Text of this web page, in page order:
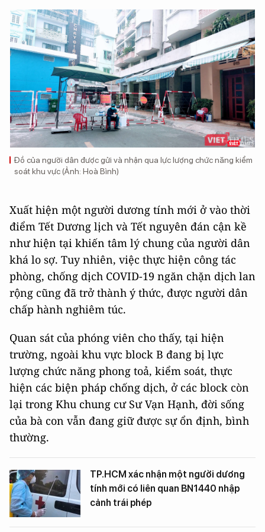
Đồ của người dân được gửi và nhận qua lực lượng chức năng kiểm
soát khu vực (Ảnh: Hoà Bình)
Xuất hiện một người dương tính mới ở vào thời
điểm Tết Dương lịch và Tết nguyên đán cận kề
như hiện tại khiến tâm lý chung của người dân
khá lo sợ. Tuy nhiên, việc thực hiện công tác
phòng, chống dịch COVID-19 ngăn chặn dịch lan
rộng cũng đã trở thành ý thức, được người dân
chấp hành nghiêm túc.
Quan sát của phóng viên cho thấy, tại hiện
trường, ngoài khu vực block B đang bị lực
lượng chức năng phong toả, kiểm soát, thực
hiện các biện pháp chống dịch, ở các block còn
lại trong Khu chung cư Sư Vạn Hạnh, đời sống
của bà con vẫn đang giữ được sự ổn định, bình
thường.
TP.HCM xác nhận một người dương
tính mới có liên quan BN1440 nhập
cảnh trái phép